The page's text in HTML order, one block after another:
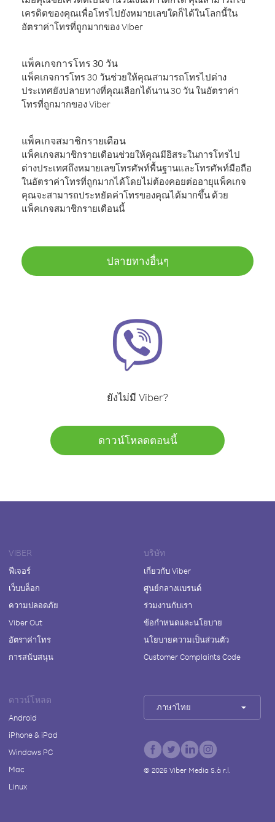
เครดิตของคุณเพื่อโทรไปยังหมายเลขใดก็ได้ในโลกนี้ใน
อัตราค่าโทรที่ถูกมากของ Viber
แพ็คเกจการโทร 30 วัน
แพ็คเกจการโทร 30 วันช่วยให้คุณสามารถโทรไปต่าง
ประเทศยังปลายทางที่คุณเลือกได้นาน 30 วัน ในอัตราค่า
โทรที่ถูกมากของ Viber
แพ็คเกจสมาชิกรายเดือน
แพ็คเกจสมาชิกรายเดือนช่วยให้คุณมีอิสระในการโทรไป
ต่างประเทศถึงหมายเลขโทรศัพท์พื้นฐานและโทรศัพท์มือถือ
ในอัตราค่าโทรที่ถูกมากได้โดยไม่ต้องคอยต่ออายุแพ็คเกจ
คุณจะสามารถประหยัดค่าโทรของคุณได้มากขึ้น ด้วย
แพ็คเกจสมาชิกรายเดือนนี้
ปลายทางอื่นๆ
ยังไม่มี Viber?
ดาวน์โหลดตอนนี้
VIBER
ฟีเจอร์
เว็บบล็อก
ความปลอดภัย
Viber Out
อัตราค่าโทร
การสนับสนุน
บริษัท
เกี่ยวกับ Viber
ศูนย์กลางแบรนด์
ร่วมงานกับเรา
ข้อกำหนดและนโยบาย
นโยบายความเป็นส่วนตัว
Customer Complaints Code
ดาวน์โหลด
Android
iPhone & iPad
Windows PC
Mac
Linux
ภาษาไทย
© 2026Viber Media S.à r.l.